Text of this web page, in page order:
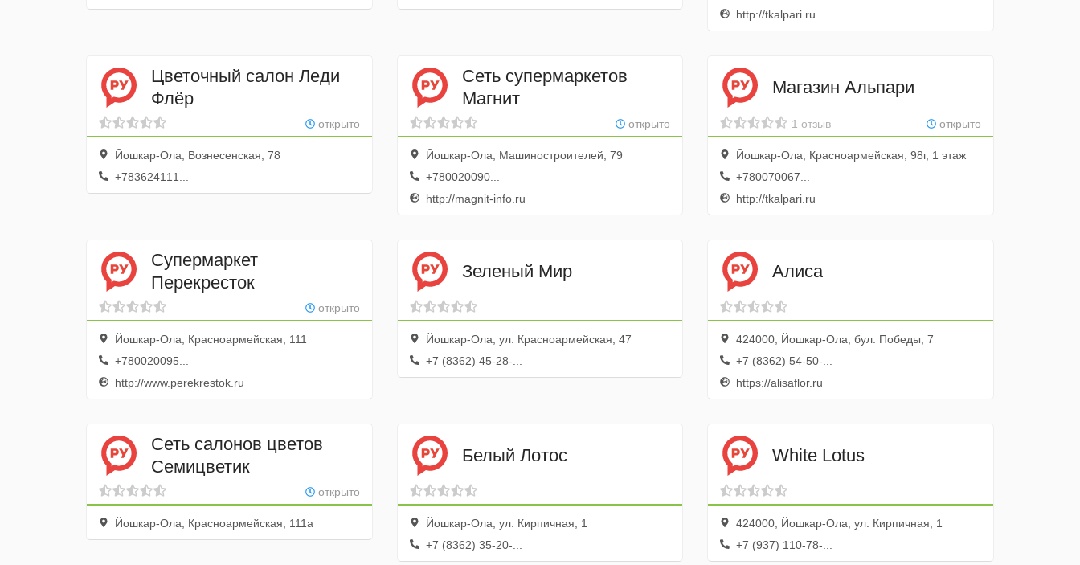
http://tkalpari.ru
Цветочный салон Леди
Флёр
открыто
Йошкар-Ола, Вознесенская, 78
+783624111...
Сеть супермаркетов
Магнит
открыто
Йошкар-Ола, Машиностроителей, 79
+780020090...
http://magnit-info.ru
Магазин Альпари
открыто
1 отзыв
Йошкар-Ола, Красноармейская, 98г, 1 этаж
+780070067...
http://tkalpari.ru
Супермаркет
Перекресток
открыто
Йошкар-Ола, Красноармейская, 111
+780020095...
http://www.perekrestok.ru
Зеленый Мир
Йошкар-Ола, ул. Красноармейская, 47
+7 (8362) 45-28-...
Алиса
424000, Йошкар-Ола, бул. Победы, 7
+7 (8362) 54-50-...
https://alisaflor.ru
Сеть салонов цветов
Семицветик
открыто
Йошкар-Ола, Красноармейская, 111а
Белый Лотос
Йошкар-Ола, ул. Кирпичная, 1
+7 (8362) 35-20-...
White Lotus
424000, Йошкар-Ола, ул. Кирпичная, 1
+7 (937) 110-78-...